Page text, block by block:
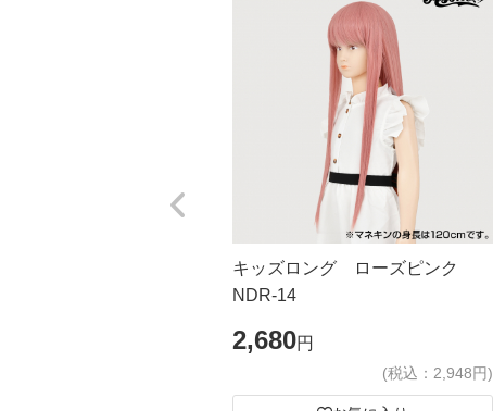
キッズロング ローズピンク
NDR-14
2,680円
(税込：2,948円)